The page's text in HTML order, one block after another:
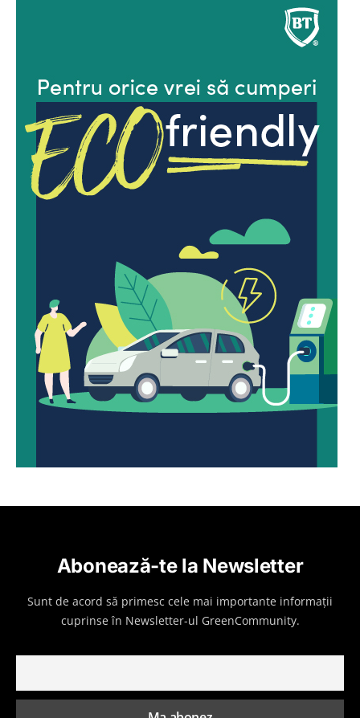
Abonează-te la Newsletter
Sunt de acord să primesc cele mai importante informații
cuprinse în Newsletter-ul GreenCommunity.